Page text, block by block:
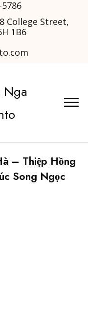
College Street,
1B6
Nga
– Thiệp Hồng
Song Ngọc